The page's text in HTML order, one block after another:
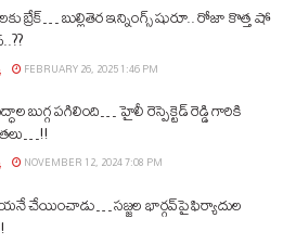
బ్రేక్… బుల్లితెర ఇన్నింగ్స్ షురూ.. రోజా కొత్త షో
FEBRUARY 26, 2025 1:46 PM
బుగ్గ పగిలింది… హైలీ రెస్పెక్టెడ్‌ రెడ్డి గారికి
NOVEMBER 12, 2024 7:08 PM
చేయించాడు… సజ్జల భార్గవ్‌పై ఫిర్యాదుల